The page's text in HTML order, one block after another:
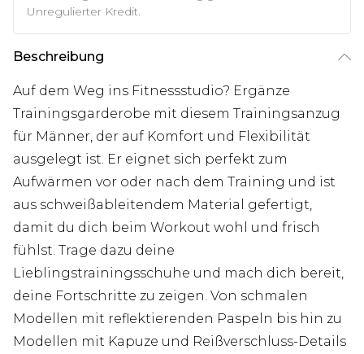
Unregulierter Kredit.
Beschreibung
Auf dem Weg ins Fitnessstudio? Ergänze
Trainingsgarderobe mit diesem Trainingsanzug
für Männer, der auf Komfort und Flexibilität
ausgelegt ist. Er eignet sich perfekt zum
Aufwärmen vor oder nach dem Training und ist
aus schweißableitendem Material gefertigt,
damit du dich beim Workout wohl und frisch
fühlst. Trage dazu deine
Lieblingstrainingsschuhe und mach dich bereit,
deine Fortschritte zu zeigen. Von schmalen
Modellen mit reflektierenden Paspeln bis hin zu
Modellen mit Kapuze und Reißverschluss-Details